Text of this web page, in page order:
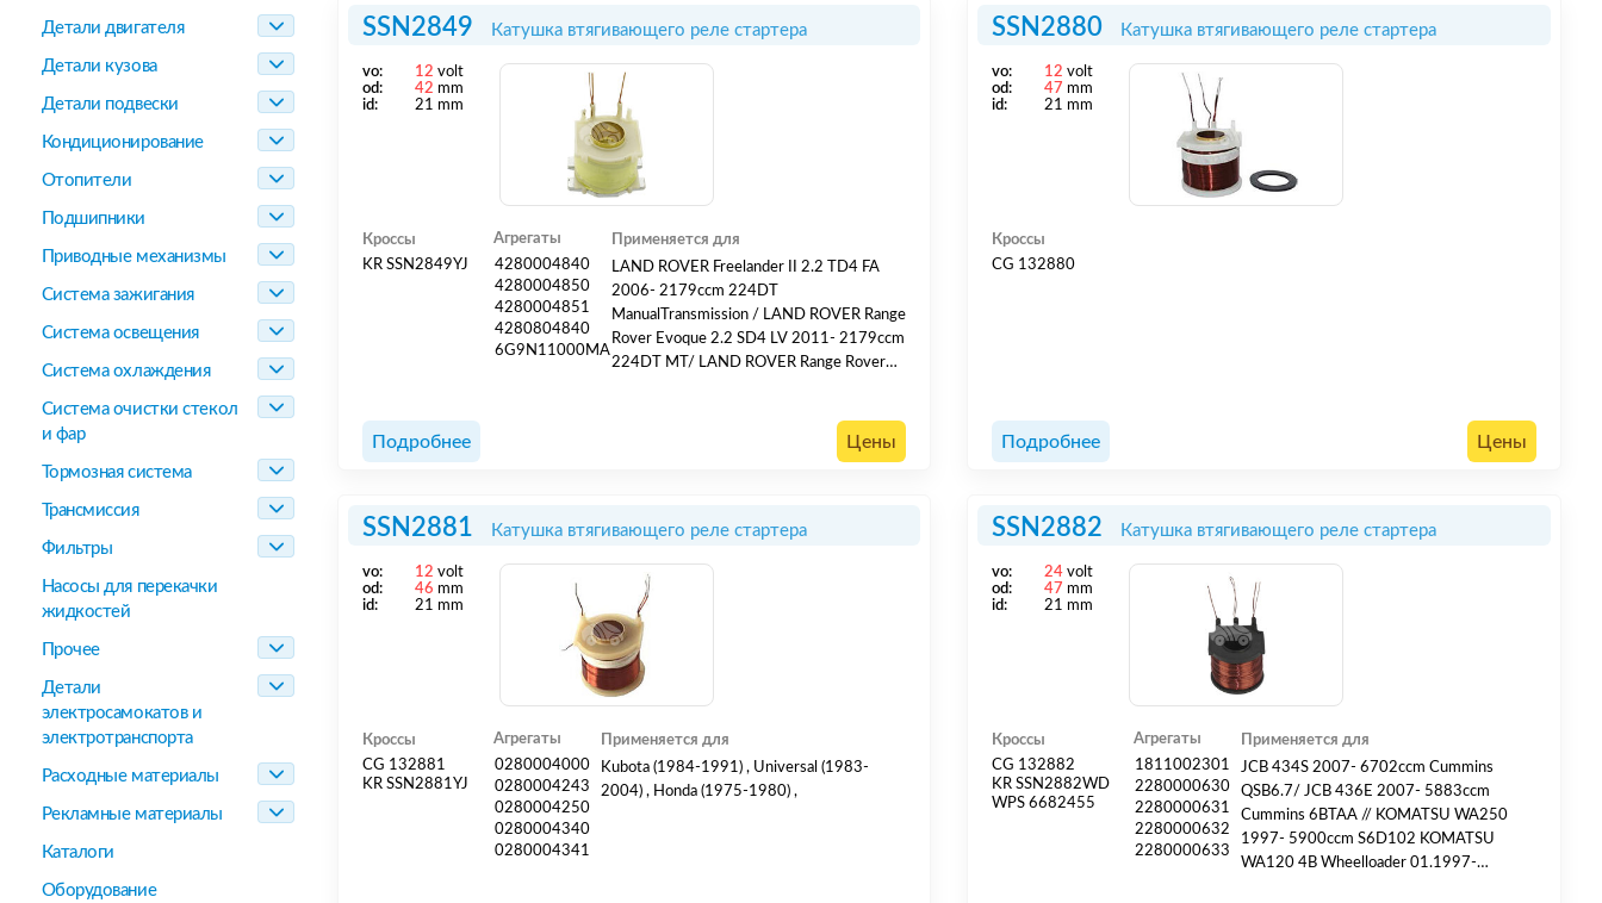
Детали двигателя
Детали кузова
Детали подвески
Кондиционирование
Отопители
Подшипники
Приводные механизмы
Система зажигания
Система освещения
Система охлаждения
Система очистки стекол
и фар
Тормозная система
Трансмиссия
Фильтры
Насосы для перекачки
жидкостей
Прочее
Детали
электросамокатов и
электротранспорта
Расходные материалы
Рекламные материалы
Каталоги
Оборудование
01.1999-12.2001 CHEVROLET W4500
SSN2849 Катушка втягивающего реле стартера
vo: 12 volt
od:
42 mm
id:
21 mm
Кроссы
KR SSN2849YJ
Агрегаты
4280004840
4280004850
4280004851
4280804840
6G9N11000MA
Применяется для
LAND ROVER Freelander II 2.2 TD4 FA
2006- 2179ccm 224DT
ManualTransmission / LAND ROVER Range
Rover Evoque 2.2 SD4 LV 2011- 2179ccm
224DT MT/ LAND ROVER Range Rover
Подробнее Цены
SSN2880 Катушка втягивающего реле стартера
vo: 12 volt
od:
47 mm
id:
21 mm
Кроссы
CG 132880
Подробнее Цены
SSN2881 Катушка втягивающего реле стартера
vo: 12 volt
od:
46 mm
id:
21 mm
Кроссы
CG 132881
KR SSN2881YJ
Агрегаты
0280004000
0280004243
0280004250
0280004340
0280004341
Применяется для
Kubota (1984-1991) , Universal (1983-
2004) , Honda (1975-1980) ,
SSN2882 Катушка втягивающего реле стартера
vo: 24 volt
od:
47 mm
id:
21 mm
Кроссы
CG 132882
KR SSN2882WD
WPS 6682455
Агрегаты
1811002301
2280000630
2280000631
2280000632
2280000633
Применяется для
JCB 434S 2007- 6702ccm Cummins
QSB6.7/ JCB 436E 2007- 5883ccm
Cummins 6BTAA // KOMATSU WA250
1997- 5900ccm S6D102 KOMATSU
WA120 4B Wheelloader 01.1997-